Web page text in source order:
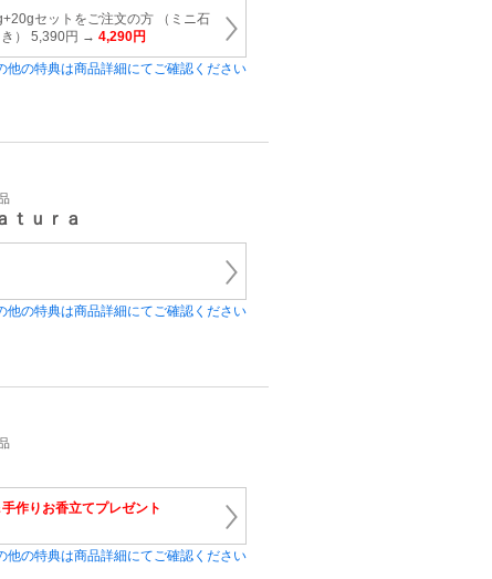
セットをご注文の方 （ミニ石
） 5,390円 → 4,290円
他の特典は商品詳細にてご確認ください
ｔｕｒａ
他の特典は商品詳細にてご確認ください
作りお香立てプレゼント
他の特典は商品詳細にてご確認ください